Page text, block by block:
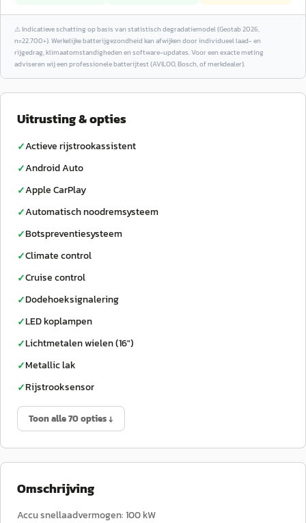
⚠️Indicatieve schatting op basis van statistisch degradatiemodel (Geotab 2026,
n=22.700+). Werkelijke batterijgezondheid kan afwijken door individueel laad- en
rijgedrag, klimaatomstandigheden en software-updates. Voor een exacte meting
adviseren wij een professionele batterijtest (AVILOO, Bosch, of merkdealer).
Uitrusting & opties
✓Actieve rijstrookassistent
✓Android Auto
✓Apple CarPlay
✓Automatisch noodremsysteem
✓Botspreventiesysteem
✓Climate control
✓Cruise control
✓Dodehoeksignalering
✓LED koplampen
✓Lichtmetalen wielen (16")
✓Metallic lak
✓Rijstrooksensor
Toon alle 70 opties ↓
Omschrijving
Accu snellaadvermogen: 100 kW